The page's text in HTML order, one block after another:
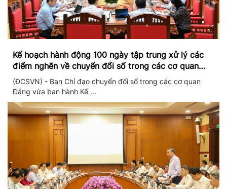
Kế hoạch hành động 100 ngày tập trung xử lý các
điểm nghẽn về chuyển đổi số trong các cơ quan
Đảng
(ĐCSVN) - Ban Chỉ đạo chuyển đổi số trong các cơ quan
Đảng vừa ban hành Kế ...